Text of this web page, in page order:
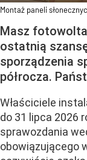
Montaż paneli
Masz
ostatnią
sporządzenia
półrocza.
Właściciele
do 31 lipca 2026
sprawozdania
obowiązującego